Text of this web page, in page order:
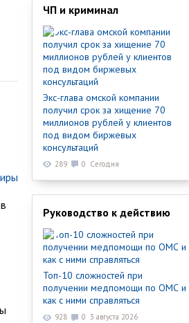
ЧП и криминал
Экс-глава омской компании
получил срок за хищение 70
миллионов рублей у клиентов
под видом биржевых
консультаций
289 0 Сегодня
Руководство к действию
Топ-10 сложностей при
получении медпомощи по ОМС и
как с ними справляться
928 0 3 августа 2026